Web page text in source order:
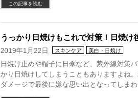
この記事を読む
うっかり日焼けもこれで対策！日焼け
2019年1月22日 スキンケア 美白・日焼け
日焼け止めや帽子に日傘など、紫外線対策
かり日焼けしてしまうこともありますよね
ダメージで最後に嫌な思い出となってしま